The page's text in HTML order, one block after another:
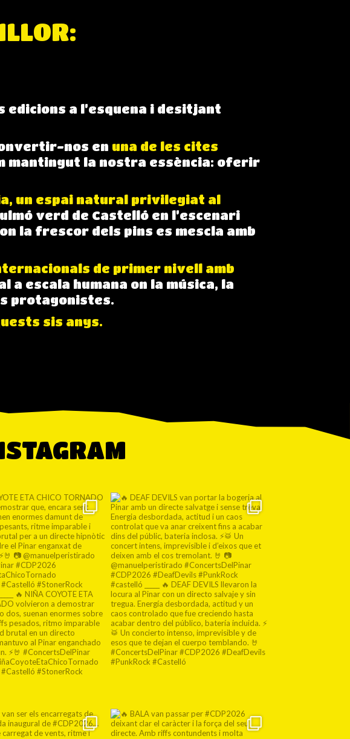
a l’esquena i desitjant
nos en una de les cites
mantingut la nostra essència: oferir
un espai natural privilegiat al
verd de Castelló en l’escenari
la frescor dels pins es mescla amb
de primer nivell amb
a escala humana on la música, la
protagonistes.
sis anys.